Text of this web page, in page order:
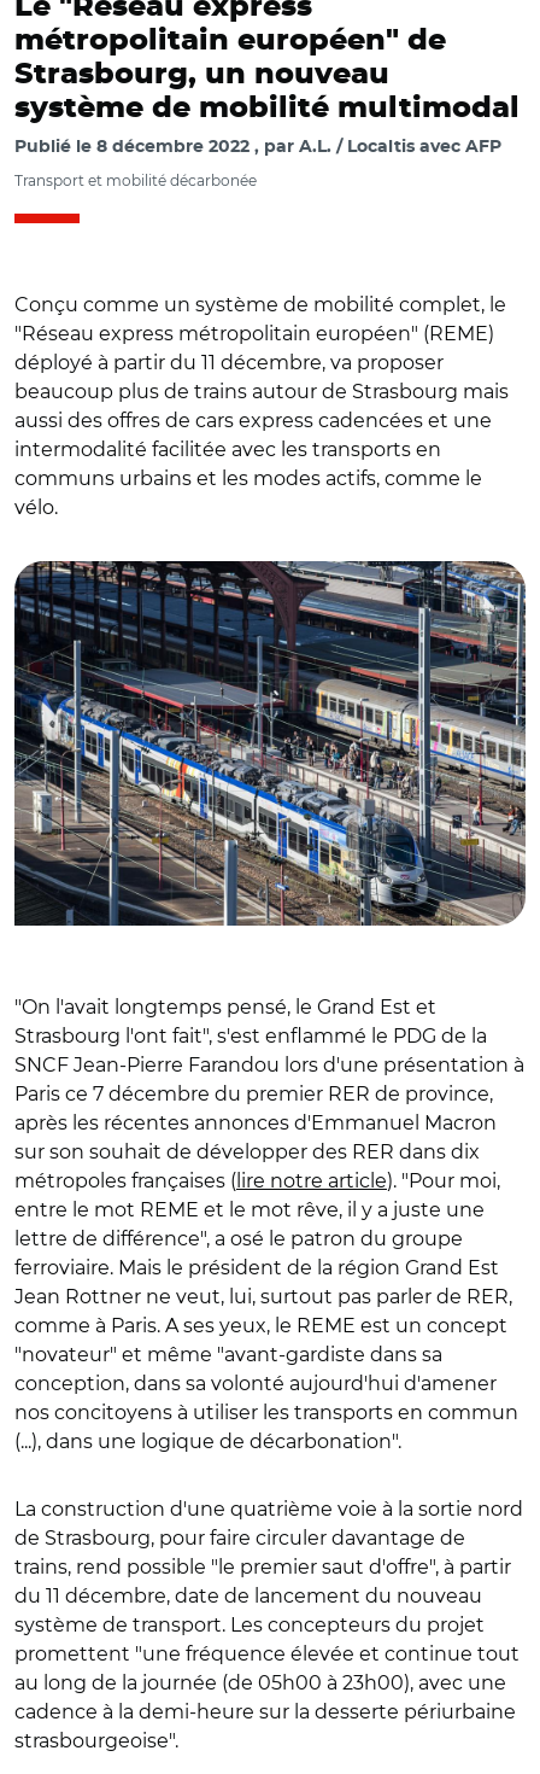
Le "Réseau express
métropolitain européen" de
Strasbourg, un nouveau
système de mobilité multimodal
Publié le 8 décembre 2022 par A.L. / Localtis avec AFP
Transport et mobilité décarbonée
Conçu comme un système de mobilité complet, le
"Réseau express métropolitain européen" (REME)
déployé à partir du 11 décembre, va proposer
beaucoup plus de trains autour de Strasbourg mais
aussi des offres de cars express cadencées et une
intermodalité facilitée avec les transports en
communs urbains et les modes actifs, comme le
vélo.
"On l'avait longtemps pensé, le Grand Est et
Strasbourg l'ont fait", s'est enflammé le PDG de la
SNCF Jean-Pierre Farandou lors d'une présentation à
Paris ce 7 décembre du premier RER de province,
après les récentes annonces d'Emmanuel Macron
sur son souhait de développer des RER dans dix
métropoles françaises ( lire notre article). "Pour moi,
entre le mot REME et le mot rêve, il y a juste une
lettre de différence", a osé le patron du groupe
ferroviaire. Mais le président de la région Grand Est
Jean Rottner ne veut, lui, surtout pas parler de RER,
comme à Paris. A ses yeux, le REME est un concept
"novateur" et même "avant-gardiste dans sa
conception, dans sa volonté aujourd'hui d'amener
nos concitoyens à utiliser les transports en commun
(...), dans une logique de décarbonation".
La construction d'une quatrième voie à la sortie nord
de Strasbourg, pour faire circuler davantage de
trains, rend possible "le premier saut d'offre", à partir
du 11 décembre, date de lancement du nouveau
système de transport. Les concepteurs du projet
promettent "une fréquence élevée et continue tout
au long de la journée (de 05h00 à 23h00), avec une
cadence à la demi-heure sur la desserte périurbaine
strasbourgeoise".